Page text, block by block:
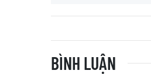
BÌNH LUẬN